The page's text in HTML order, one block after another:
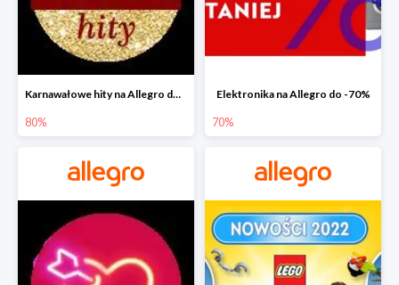
Karnawałowe hity na Allegro do -80%
80%
Elektronika na Allegro do -70%
70%